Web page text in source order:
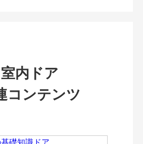
室内ドア
コンテンツ